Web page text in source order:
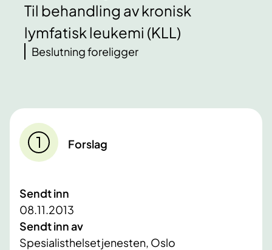
Til behandling av kronisk
lymfatisk leukemi (KLL)
Beslutning foreligger
Forslag
Sendt inn
08.11.2013
Sendt inn av
Spesialisthelsetjenesten, Oslo